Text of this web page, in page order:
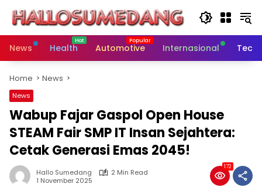
content
News
Health Automotive Internasional
Home News
News
Wabup Fajar Gaspol Open House
STEAM Fair SMP IT Insan Sejahtera:
Cetak Generasi Emas 2045!
Hallo Sumedang
2 Min Read
1 November 2025
172